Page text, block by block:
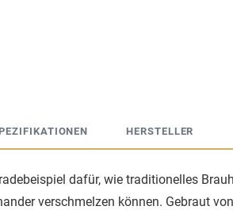
HERSTELLER
dafür, wie traditionelles
verschmelzen können. Gebraut